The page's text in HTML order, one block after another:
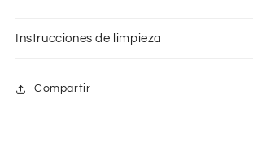
Instrucciones de limpieza
Compartir